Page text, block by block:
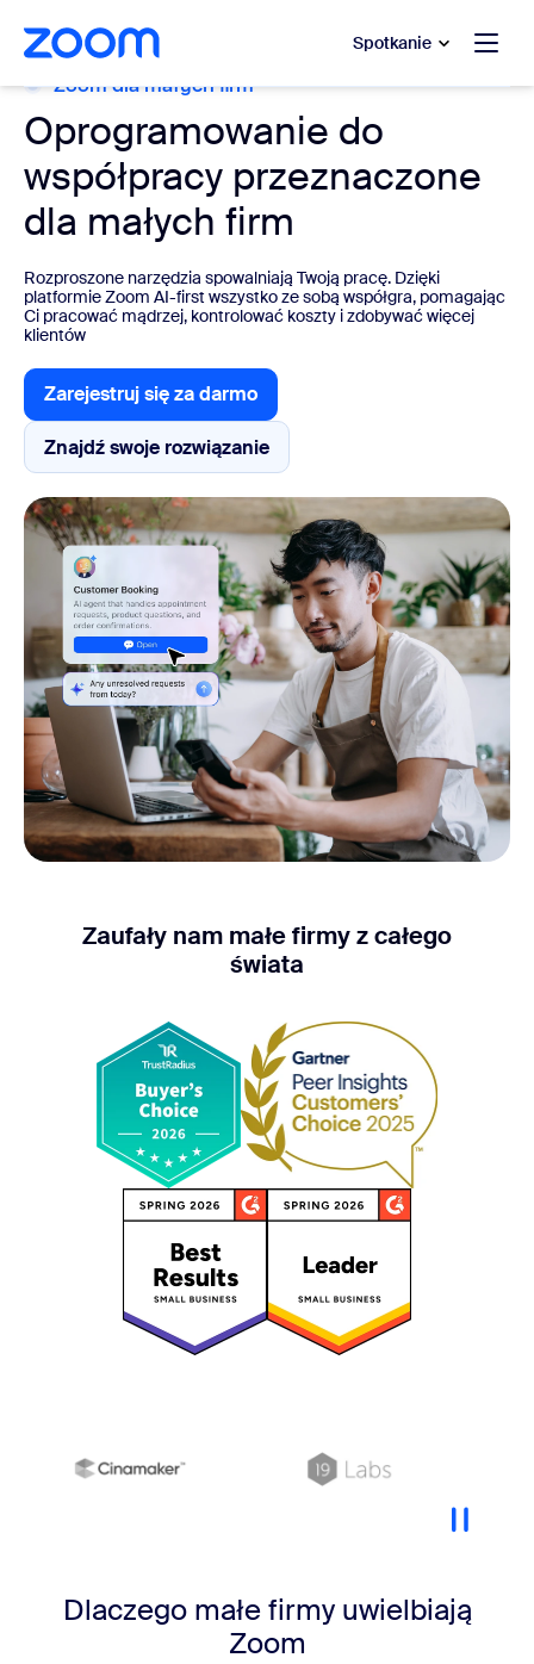
treści głównej
pomocy na czacie Spotkanie
Zoom dla małych firm
Oprogramowanie do
współpracy przeznaczone
dla małych firm
Rozproszone narzędzia spowalniają Twoją pracę. Dzięki
platformie Zoom AI-first wszystko ze sobą współgra, pomagając
Ci pracować mądrzej, kontrolować koszty i zdobywać więcej
klientów
Zarejestruj się za darmo
Zarejestruj się za darmo
Znajdź swoje rozwiązanie
Znajdź swoje rozwiązanie
Zaufały nam małe firmy z całego
świata
Dlaczego małe firmy uwielbiają
Zoom